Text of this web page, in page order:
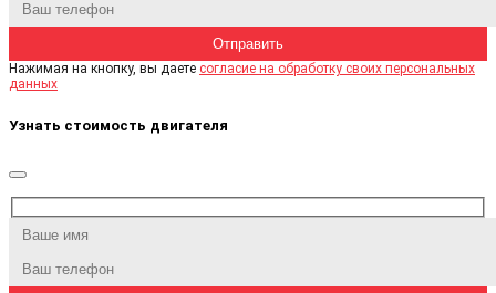
Нажимая на кнопку, вы даете согласие на обработку своих персональных
данных
Узнать стоимость двигателя